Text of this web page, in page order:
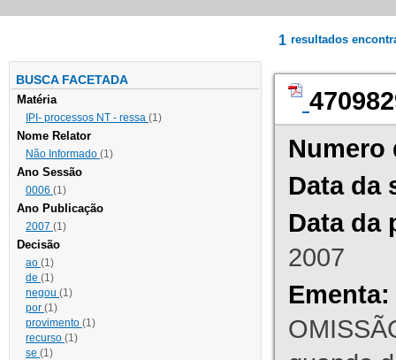
BUSCA FACETADA
Matéria
IPI- processos NT - ressa (1)
Nome Relator
Não Informado (1)
Ano Sessão
0006 (1)
Ano Publicação
2007 (1)
Decisão
ao (1)
de (1)
negou (1)
por (1)
provimento (1)
recurso (1)
se (1)
1 resultados
Numero
Data da
Data da
2007
Ementa: